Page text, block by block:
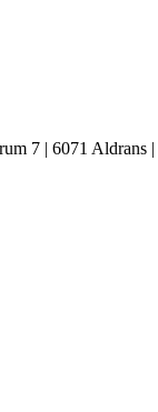
7 | 6071 Aldrans |